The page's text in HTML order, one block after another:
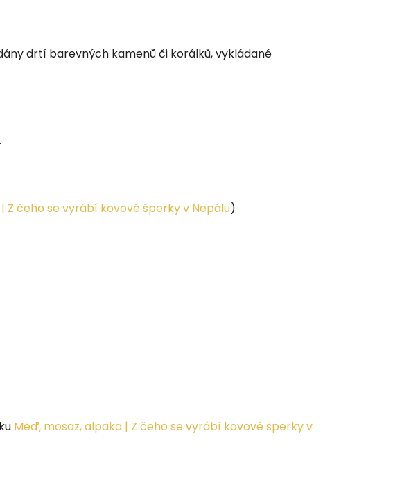
drtí barevných kamenů či korálků, vykládané
Z čeho se vyrábí kovové šperky v Nepálu)
Měď, mosaz, alpaka | Z čeho se vyrábí kovové šperky v